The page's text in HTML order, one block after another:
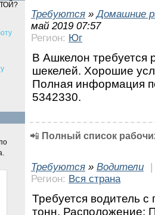
Требуются »Домашние
май 2019 07:57
Регион: Юг
В Ашкелон требуется
шекелей. Хорошие
Полная информация
5342330.
📲 Полный список
Требуются » Водители
|
Регион: Вся страна
Требуется водитель
тонн. Расположение: